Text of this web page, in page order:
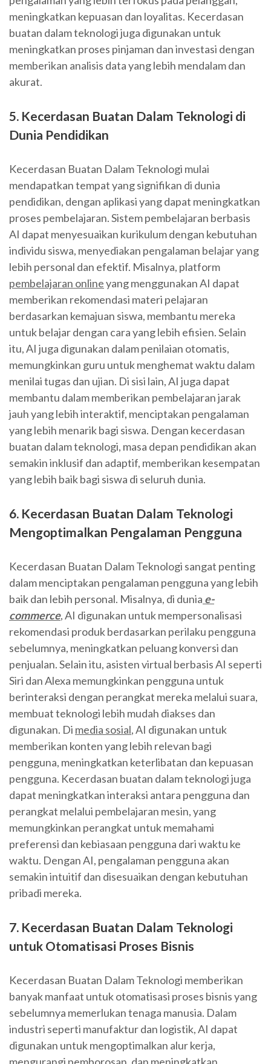
meningkatkan kepuasan dan loyalitas. Kecerdasan
buatan dalam teknologi juga digunakan untuk
meningkatkan proses pinjaman dan investasi dengan
memberikan analisis data yang lebih mendalam dan
akurat.
5. Kecerdasan Buatan Dalam Teknologi di
Dunia Pendidikan
Kecerdasan Buatan Dalam Teknologi mulai
mendapatkan tempat yang signifikan di dunia
pendidikan, dengan aplikasi yang dapat meningkatkan
proses pembelajaran. Sistem pembelajaran berbasis
AI dapat menyesuaikan kurikulum dengan kebutuhan
individu siswa, menyediakan pengalaman belajar yang
lebih personal dan efektif. Misalnya, platform
pembelajaran onlineyang menggunakan AI dapat
memberikan rekomendasi materi pelajaran
berdasarkan kemajuan siswa, membantu mereka
untuk belajar dengan cara yang lebih efisien. Selain
itu, AI juga digunakan dalam penilaian otomatis,
memungkinkan guru untuk menghemat waktu dalam
menilai tugas dan ujian. Di sisi lain, AI juga dapat
membantu dalam memberikan pembelajaran jarak
jauh yang lebih interaktif, menciptakan pengalaman
yang lebih menarik bagi siswa. Dengan kecerdasan
buatan dalam teknologi, masa depan pendidikan akan
semakin inklusif dan adaptif, memberikan kesempatan
yang lebih baik bagi siswa di seluruh dunia.
6. Kecerdasan Buatan Dalam Teknologi
Mengoptimalkan Pengalaman Pengguna
Kecerdasan Buatan Dalam Teknologi sangat penting
dalam menciptakan pengalaman pengguna yang lebih
baik dan lebih personal. Misalnya, di dunia e-
commerce, AI digunakan untuk mempersonalisasi
rekomendasi produk berdasarkan perilaku pengguna
sebelumnya, meningkatkan peluang konversi dan
penjualan. Selain itu, asisten virtual berbasis AI seperti
Siri dan Alexa memungkinkan pengguna untuk
berinteraksi dengan perangkat mereka melalui suara,
membuat teknologi lebih mudah diakses dan
digunakan. Di media sosial, AI digunakan untuk
memberikan konten yang lebih relevan bagi
pengguna, meningkatkan keterlibatan dan kepuasan
pengguna. Kecerdasan buatan dalam teknologi juga
dapat meningkatkan interaksi antara pengguna dan
perangkat melalui pembelajaran mesin, yang
memungkinkan perangkat untuk memahami
preferensi dan kebiasaan pengguna dari waktu ke
waktu. Dengan AI, pengalaman pengguna akan
semakin intuitif dan disesuaikan dengan kebutuhan
pribadi mereka.
7. Kecerdasan Buatan Dalam Teknologi
untuk Otomatisasi Proses Bisnis
Kecerdasan Buatan Dalam Teknologi memberikan
banyak manfaat untuk otomatisasi proses bisnis yang
sebelumnya memerlukan tenaga manusia. Dalam
industri seperti manufaktur dan logistik, AI dapat
digunakan untuk mengoptimalkan alur kerja,